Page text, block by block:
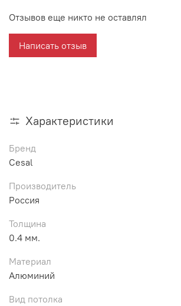
Отзывов еще никто не оставлял
Написать отзыв
Характеристики
Бренд
Cesal
Производитель
Россия
Толщина
0.4 мм.
Материал
Алюминий
Вид потолка